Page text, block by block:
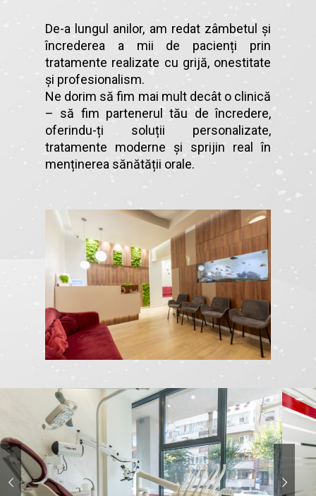
De-a lungul anilor, am redat zâmbetul și
încrederea a mii de pacienți prin
tratamente realizate cu grijă, onestitate
și profesionalism.
Ne dorim să fim mai mult decât o clinică
– să fim partenerul tău de încredere,
oferindu-ți soluții personalizate,
tratamente moderne și sprijin real în
menținerea sănătății orale.